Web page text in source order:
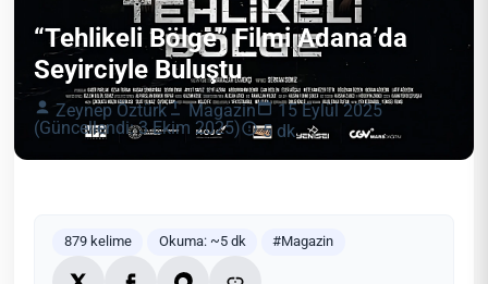
“Tehlikeli Bölge” Filmi Adana’da
Seyirciyle Buluştu
Zeynep Öztürk Magazin
15 Eylül 2025
(Güncellendi: 3 Ekim 2025)
5 dk
879 kelime Okuma: ~5 dk #Magazin